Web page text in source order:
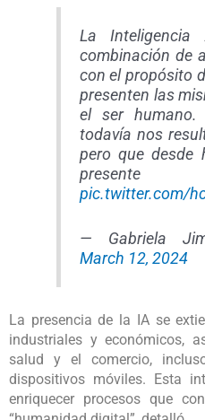
La
combinación de
con el propósito
presenten las
el ser humano.
todavía nos
pero que desde
presente
pic.twitter.com/
— Gabriela
March 12, 2024
La presencia de la IA se
industriales y económicos,
salud y el comercio,
dispositivos móviles. Esta
enriquecer procesos que